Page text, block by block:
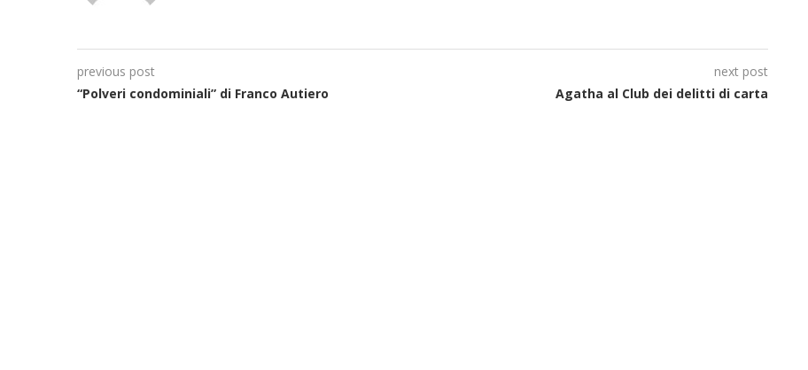
previous post
“Polveri condominiali” di Franco Autiero
next post
Agatha al Club dei delitti di carta